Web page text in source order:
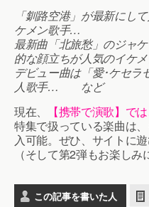
「釧路空港」が最新にし
ケメン歌手…
最新曲「北旅愁」のジャ
的な顔立ちが人気のイケ
デビュー曲は「愛･ケセラ
人歌手… など
現在、
【携帯で演歌】で
特集で扱っている楽曲は
入可能。ぜひ、サイトに
（そして第2弾もお楽しみ
この記事を書いた人